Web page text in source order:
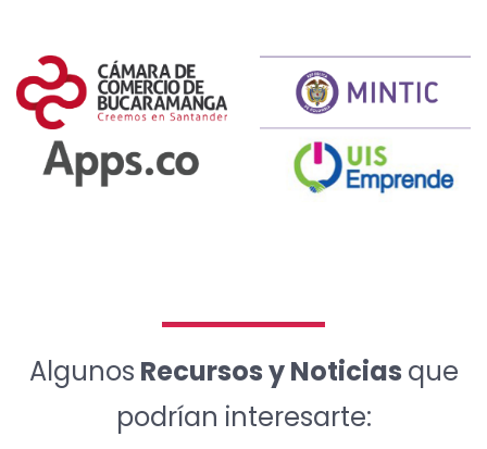
Algunos Recursos y Noticias que
podrían interesarte: